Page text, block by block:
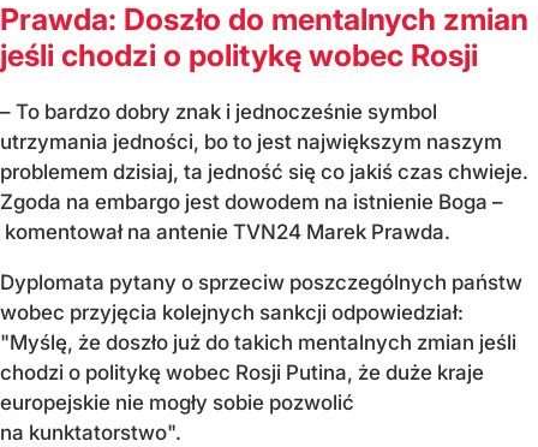
Prawda: Doszło do mentalnych zmian
jeśli chodzi o politykę wobec Rosji
– To bardzo dobry znak i jednocześnie symbol
utrzymania jedności, bo to jest największym naszym
problemem dzisiaj, ta jedność się co jakiś czas chwieje.
Zgoda na embargo jest dowodem na istnienie Boga –
komentował na antenie TVN24 Marek Prawda.
Dyplomata pytany o sprzeciw poszczególnych państw
wobec przyjęcia kolejnych sankcji odpowiedział:
"Myślę, że doszło już do takich mentalnych zmian jeśli
chodzi o politykę wobec Rosji Putina, że duże kraje
europejskie nie mogły sobie pozwolić
na kunktatorstwo".